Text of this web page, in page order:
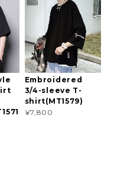
Embroidered
3/4-sleeve T-
shirt(MT1579)
¥7,800